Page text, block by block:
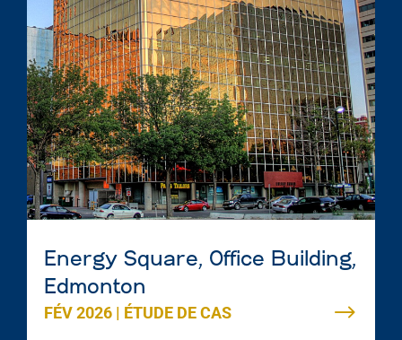
Energy Square, Office Building,
Edmonton
FÉV 2026 | ÉTUDE DE CAS